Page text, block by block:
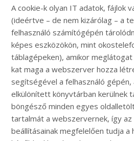
A cookie-k olyan IT adatok, fájlok
(ideértve – de nem kizárólag – a
felhasználó számítógépén
képes eszközökön, mint
táblagépeken), amikor
kat maga a webszerver hozza
segítségével a felhasználó gépén,
elkülönített könyvtárban kerülnek
böngésző minden egyes
tartalmát a webszervernek, így az
beállításainak megfelelően tudja a